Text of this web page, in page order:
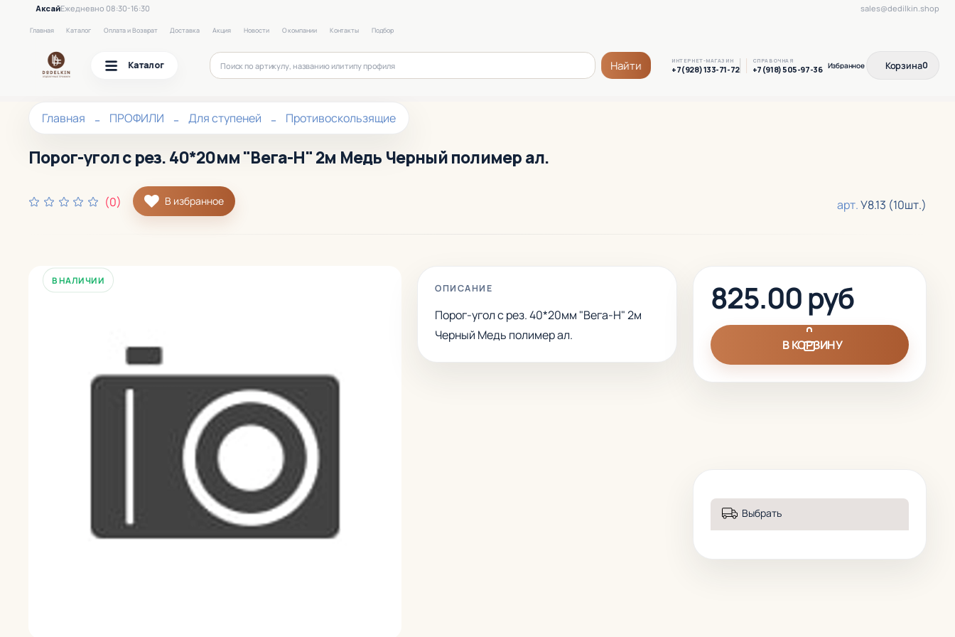
АксайЕжедневно 08:30-16:30
Главная Каталог Оплата и Возврат Доставка Акция Новости О компании Контакты Подбор
sales@dedilkin.shop
Каталог Найти ИНТЕРНЕТ-МАГАЗИН
+7(928) 133-71-72
СПРАВОЧНАЯ
+7(918) 505-97-36 Корзина0
Главная ПРОФИЛИ Для ступеней Противоскользящие
Порог-угол с рез. 40*20мм "Вега-Н" 2м Медь Черный полимер ал.
(0) В избранное арт.У8.13 (10шт.)
В НАЛИЧИИ
ОПИСАНИЕ
Порог-угол с рез. 40*20мм "Вега-Н" 2м
Черный Медь полимер ал.
825.00 руб
В КОРЗИНУ
Выбрать